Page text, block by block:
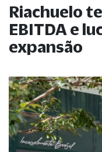
Riachuelo
EBITDA e
expansão